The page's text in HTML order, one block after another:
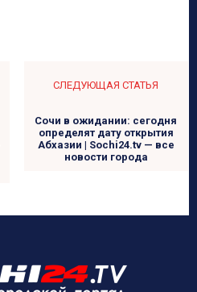
СЛЕДУЮЩАЯ СТАТЬЯ
Сочи в ожидании: сегодня
определят дату открытия
Абхазии | Sochi24.tv — все
новости города